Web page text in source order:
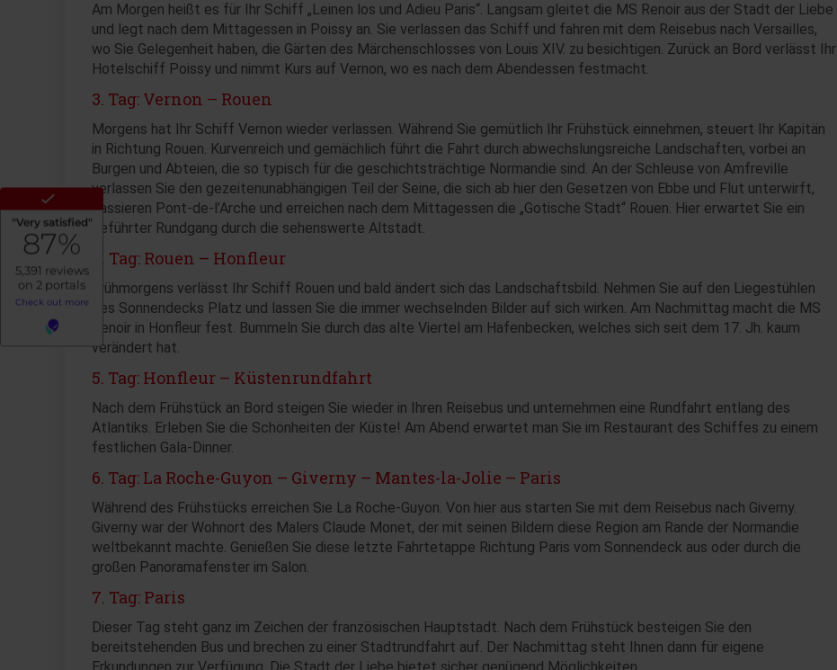
Am Morgen heißt es für Ihr Schiff „Leinen los und Adieu Paris“. Langsam gleitet die MS Renoir aus der Stadt der Liebe
und legt nach dem Mittagessen in Poissy an. Sie verlassen das Schiff und fahren mit dem Reisebus nach Versailles,
wo Sie Gelegenheit haben, die Gärten des Märchenschlosses von Louis XIV. zu besichtigen. Zurück an Bord verlässt Ihr
Hotelschiff Poissy und nimmt Kurs auf Vernon, wo es nach dem Abendessen festmacht.
3. Tag: Vernon – Rouen
Morgens hat Ihr Schiff Vernon wieder verlassen. Während Sie gemütlich Ihr Frühstück einnehmen, steuert Ihr Kapitän
in Richtung Rouen. Kurvenreich und gemächlich führt die Fahrt durch abwechslungsreiche Landschaften, vorbei an
Burgen und Abteien, die so typisch für die geschichtsträchtige Normandie sind. An der Schleuse von Amfreville
verlassen Sie den gezeitenunabhängigen Teil der Seine, die sich ab hier den Gesetzen von Ebbe und Flut unterwirft,
passieren Pont-de-l’Arche und erreichen nach dem Mittagessen die „Gotische Stadt“ Rouen. Hier erwartet Sie ein
geführter Rundgang durch die sehenswerte Altstadt.
4. Tag: Rouen – Honfleur
Frühmorgens verlässt Ihr Schiff Rouen und bald ändert sich das Landschaftsbild. Nehmen Sie auf den Liegestühlen
des Sonnendecks Platz und lassen Sie die immer wechselnden Bilder auf sich wirken. Am Nachmittag macht die MS
Renoir in Honfleur fest. Bummeln Sie durch das alte Viertel am Hafenbecken, welches sich seit dem 17. Jh. kaum
verändert hat.
5. Tag: Honfleur – Küstenrundfahrt
Nach dem Frühstück an Bord steigen Sie wieder in Ihren Reisebus und unternehmen eine Rundfahrt entlang des
Atlantiks. Erleben Sie die Schönheiten der Küste! Am Abend erwartet man Sie im Restaurant des Schiffes zu einem
festlichen Gala-Dinner.
6. Tag: La Roche-Guyon – Giverny – Mantes-la-Jolie – Paris
Während des Frühstücks erreichen Sie La Roche-Guyon. Von hier aus starten Sie mit dem Reisebus nach Giverny.
Giverny war der Wohnort des Malers Claude Monet, der mit seinen Bildern diese Region am Rande der Normandie
weltbekannt machte. Genießen Sie diese letzte Fahrtetappe Richtung Paris vom Sonnendeck aus oder durch die
großen Panoramafenster im Salon.
7. Tag: Paris
Dieser Tag steht ganz im Zeichen der französischen Hauptstadt. Nach dem Frühstück besteigen Sie den
bereitstehenden Bus und brechen zu einer Stadtrundfahrt auf. Der Nachmittag steht Ihnen dann für eigene